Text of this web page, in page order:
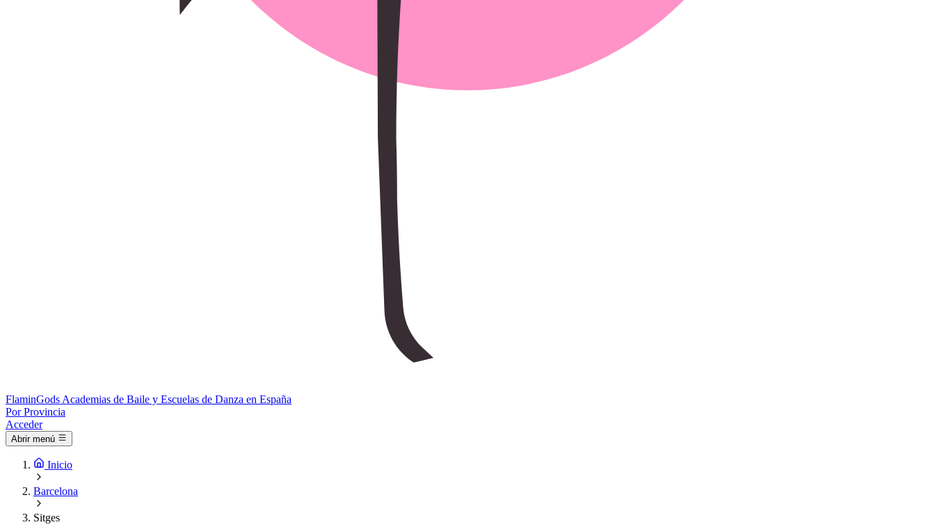
FlaminGods Academias de Baile y Escuelas de Danza en España
Por Provincia
Acceder
Abrir menú
Inicio
Barcelona
Sitges